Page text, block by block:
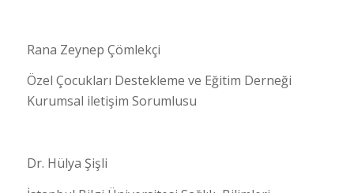
Rana Zeynep Çömlekçi
Özel Çocukları Destekleme ve Eğitim Derneği
Kurumsal iletişim Sorumlusu
Dr. Hülya Şişli